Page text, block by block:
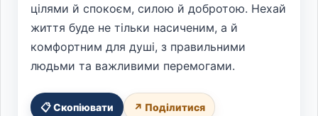
цілями й спокоєм, силою й добротою. Нехай
життя буде не тільки насиченим, а й
комфортним для душі, з правильними
людьми та важливими перемогами.
📋 Скопіювати ↗ Поділитися